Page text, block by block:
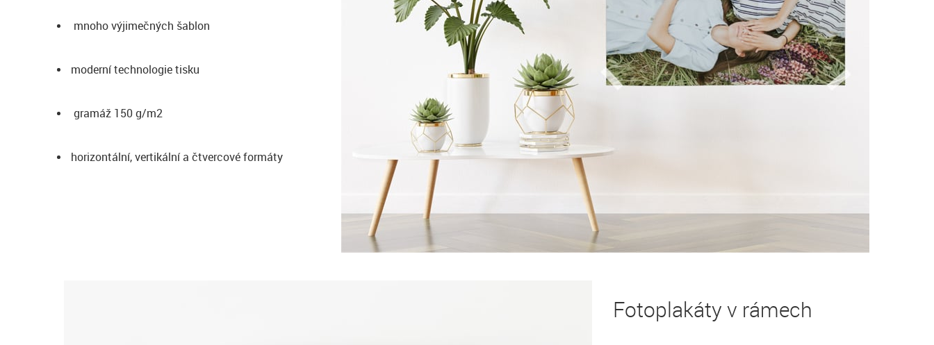
mnoho výjimečných šablon
moderní technologie tisku
gramáž 150 g/m2
horizontální, vertikální a čtvercové formáty
Fotoplakáty v rámech